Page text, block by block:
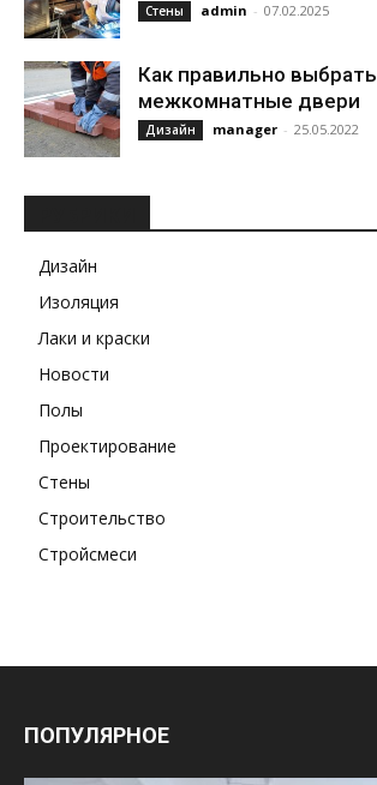
Стены admin - 07.02.2025
Как правильно выбрать
межкомнатные двери
Дизайн manager - 25.05.2022
Дизайн
Изоляция
Лаки и краски
Новости
Полы
Проектирование
Стены
Строительство
Стройсмеси
ПОПУЛЯРНОЕ